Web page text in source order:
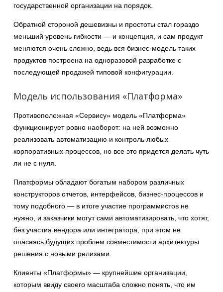
государственной организации на порядок.
Обратной стороной дешевизны и простоты стал гораздо
меньший уровень гибкости — и концепция, и сам продукт
меняются очень сложно, ведь вся бизнес-модель таких
продуктов построена на одноразовой разработке с
последующей продажей типовой конфигурации.
Модель использования «Платформа»
Противоположная «Сервису» модель «Платформа»
функционирует ровно наоборот: на ней возможно
реализовать автоматизацию и контроль любых
корпоративных процессов, но все это придется делать чуть
ли не с нуля.
Платформы обладают богатым набором различных
конструкторов отчетов, интерфейсов, бизнес-процессов и
тому подобного — в итоге участие программистов не
нужно, и заказчики могут сами автоматизировать, что хотят,
без участия вендора или интегратора, при этом не
опасаясь будущих проблем совместимости архитектуры
решения с новыми релизами.
Клиенты «Платформы» — крупнейшие организации,
которым ввиду своего масштаба сложно понять, что им